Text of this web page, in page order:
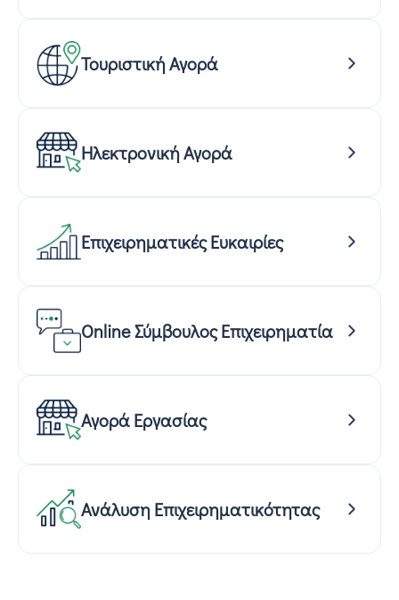
Τουριστική Αγορά
Ηλεκτρονική Αγορά
Επιχειρηματικές Ευκαιρίες
Online Σύμβουλος Επιχειρηματία
Αγορά Εργασίας
Ανάλυση Επιχειρηματικότητας